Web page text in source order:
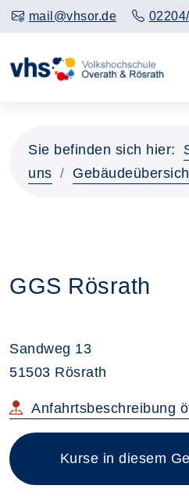
mail@vhsor.de
Sie befinden sich hier:
uns
GGS Rösrath
Sandweg 13
51503 Rösrath
Anfahrtsbeschreibung
Kurse in diesem